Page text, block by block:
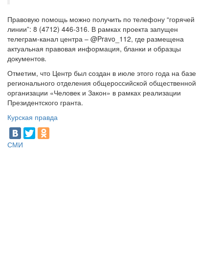
Правовую помощь можно получить по телефону “горячей
линии”: 8 (4712) 446-316. В рамках проекта запущен
телеграм-канал центра – @Pravo_112, где размещена
актуальная правовая информация, бланки и образцы
документов.
Отметим, что Центр был создан в июле этого года на базе
регионального отделения общероссийской общественной
организации «Человек и Закон» в рамках реализации
Президентского гранта.
Курская правда
СМИ